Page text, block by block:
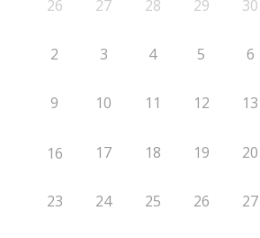
26 27 28 29 30
2 3 4 5 6
9 10 11 12 13
16 17 18 19 20
23 24 25 26 27